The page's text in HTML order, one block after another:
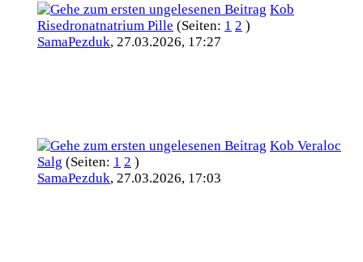
Kob
Risedronatnatrium Pille (Seiten: 1 2 )
SamaPezduk, 27.03.2026, 17:27
Kob Veraloc
Salg (Seiten: 1 2 )
SamaPezduk, 27.03.2026, 17:03